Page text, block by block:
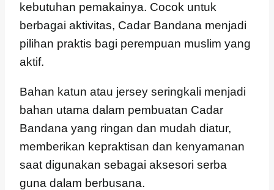
kebutuhan pemakainya. Cocok untuk
berbagai aktivitas, Cadar Bandana menjadi
pilihan praktis bagi perempuan muslim yang
aktif.
Bahan katun atau jersey seringkali menjadi
bahan utama dalam pembuatan Cadar
Bandana yang ringan dan mudah diatur,
memberikan kepraktisan dan kenyamanan
saat digunakan sebagai aksesori serba
guna dalam berbusana.